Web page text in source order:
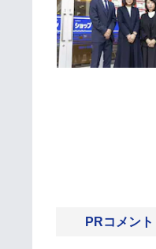
PRコメント